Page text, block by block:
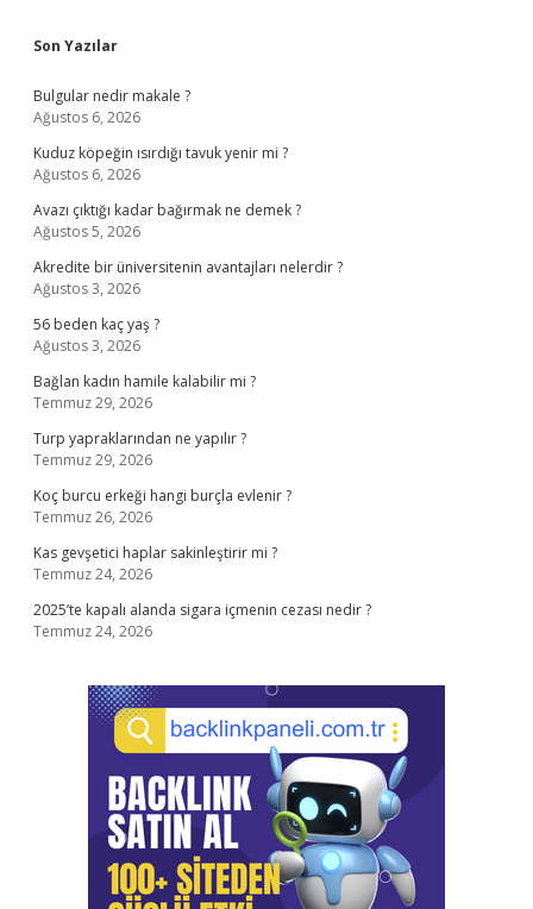
Sidebar
Son Yazılar
Bulgular nedir makale ?
Ağustos 6, 2026
Kuduz köpeğin ısırdığı tavuk yenir mi ?
Ağustos 6, 2026
Avazı çıktığı kadar bağırmak ne demek ?
Ağustos 5, 2026
Akredite bir üniversitenin avantajları nelerdir ?
Ağustos 3, 2026
56 beden kaç yaş ?
Ağustos 3, 2026
Bağlan kadın hamile kalabilir mi ?
Temmuz 29, 2026
Turp yapraklarından ne yapılır ?
Temmuz 29, 2026
Koç burcu erkeği hangi burçla evlenir ?
Temmuz 26, 2026
Kas gevşetici haplar sakinleştirir mi ?
Temmuz 24, 2026
2025’te kapalı alanda sigara içmenin cezası nedir ?
Temmuz 24, 2026